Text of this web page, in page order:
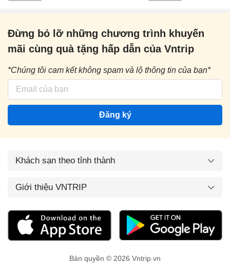
Đừng bỏ lỡ những chương trình khuyến
mãi cùng quà tặng hấp dẫn của Vntrip
*Chúng tôi cam kết không spam và lộ thông tin của bạn*
Đăng ký
Khách sạn theo tỉnh thành
Giới thiệu VNTRIP
Bản quyền © 2026 Vntrip.vn